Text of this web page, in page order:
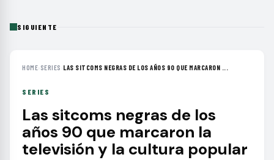
SIGUIENTE
HOME› SERIES ›LAS SITCOMS NEGRAS DE LOS AÑOS 90 QUE MARCARON ...
SERIES
Las sitcoms negras de los
años 90 que marcaron la
televisión y la cultura popular